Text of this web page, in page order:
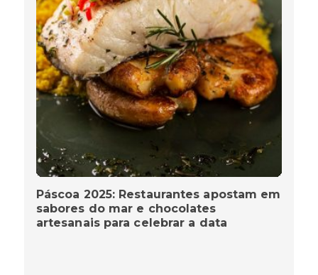
Páscoa 2025: Restaurantes apostam em
sabores do mar e chocolates
artesanais para celebrar a data